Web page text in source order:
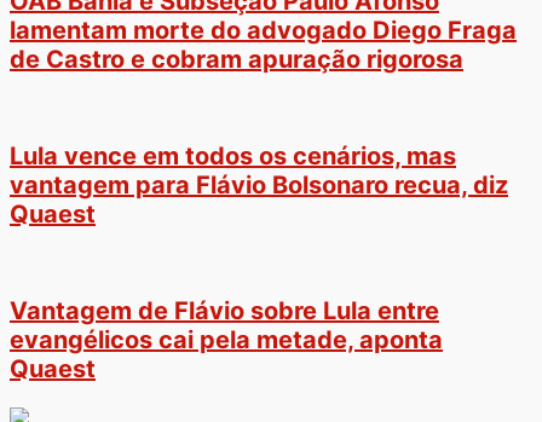
lamentam morte do advogado Diego Fraga
de Castro e cobram apuração rigorosa
Lula vence em todos os cenários, mas
vantagem para Flávio Bolsonaro recua, diz
Quaest
Vantagem de Flávio sobre Lula entre
evangélicos cai pela metade, aponta
Quaest